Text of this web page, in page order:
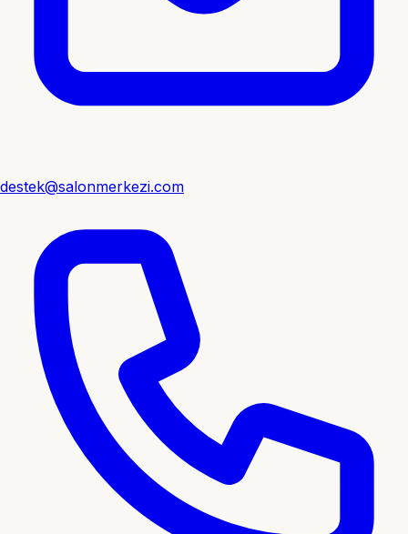
destek@salonmerkezi.com